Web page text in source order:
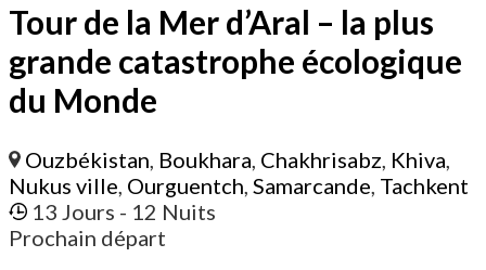
Tour de la Mer d’Aral – la plus
grande catastrophe écologique
du Monde
Ouzbékistan, Boukhara, Chakhrisabz, Khiva,
Nukus ville, Ourguentch, Samarcande, Tachkent
13 Jours - 12 Nuits
Prochain départ